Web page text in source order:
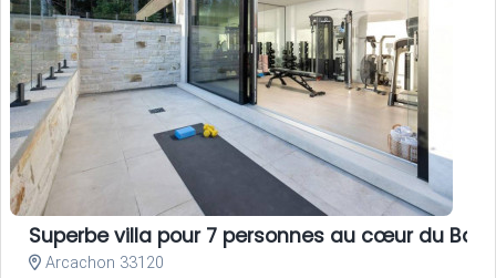
Superbe villa pour 7 personnes au cœur du
Arcachon 33120